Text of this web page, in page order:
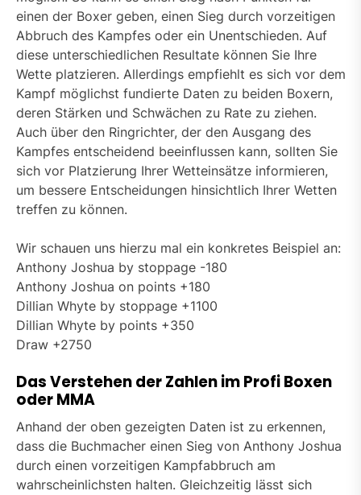
einen der Boxer geben, einen Sieg durch vorzeitigen
Abbruch des Kampfes oder ein Unentschieden. Auf
diese unterschiedlichen Resultate können Sie Ihre
Wette platzieren. Allerdings empfiehlt es sich vor dem
Kampf möglichst fundierte Daten zu beiden Boxern,
deren Stärken und Schwächen zu Rate zu ziehen.
Auch über den Ringrichter, der den Ausgang des
Kampfes entscheidend beeinflussen kann, sollten Sie
sich vor Platzierung Ihrer Wetteinsätze informieren,
um bessere Entscheidungen hinsichtlich Ihrer Wetten
treffen zu können.
Wir schauen uns hierzu mal ein konkretes Beispiel an:
Anthony Joshua by stoppage -180
Anthony Joshua on points +180
Dillian Whyte by stoppage +1100
Dillian Whyte by points +350
Draw +2750
Das Verstehen der Zahlen im Profi Boxen
oder MMA
Anhand der oben gezeigten Daten ist zu erkennen,
dass die Buchmacher einen Sieg von Anthony Joshua
durch einen vorzeitigen Kampfabbruch am
wahrscheinlichsten halten. Gleichzeitig lässt sich